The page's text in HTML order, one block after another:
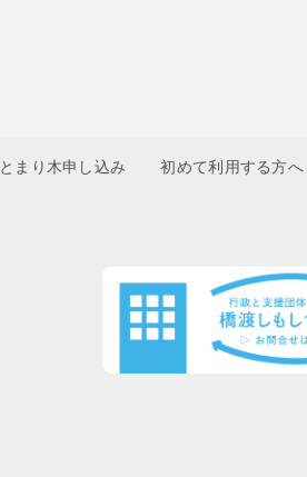
とまり木申し込み 初めて利用する方へ